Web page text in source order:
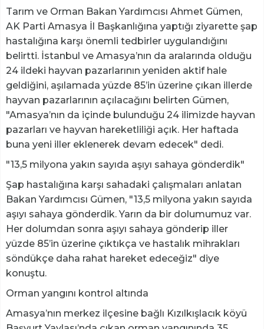
Tarım ve Orman Bakan Yardımcısı Ahmet Gümen,
AK Parti Amasya İl Başkanlığına yaptığı ziyarette şap
hastalığına karşı önemli tedbirler uygulandığını
belirtti. İstanbul ve Amasya’nın da aralarında olduğu
24 ildeki hayvan pazarlarının yeniden aktif hale
geldiğini, aşılamada yüzde 85’in üzerine çıkan illerde
hayvan pazarlarının açılacağını belirten Gümen,
"Amasya’nın da içinde bulunduğu 24 ilimizde hayvan
pazarları ve hayvan hareketliliği açık. Her haftada
buna yeni iller eklenerek devam edecek" dedi.
"13,5 milyona yakın sayıda aşıyı sahaya gönderdik"
Şap hastalığına karşı sahadaki çalışmaları anlatan
Bakan Yardımcısı Gümen, "13,5 milyona yakın sayıda
aşıyı sahaya gönderdik. Yarın da bir dolumumuz var.
Her dolumdan sonra aşıyı sahaya gönderip iller
yüzde 85’in üzerine çıktıkça ve hastalık mihrakları
söndükçe daha rahat hareket edeceğiz" diye
konuştu.
Orman yangını kontrol altında
Amasya’nın merkez ilçesine bağlı Kızılkışlacık köyü